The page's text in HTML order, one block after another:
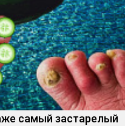
самый застарелый